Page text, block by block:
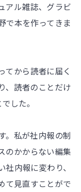
アル雑誌、グラビ
で本を作ってきま
てから読者に届く
、読者のことだけ
した。
。私が社内報の制
のかからない編集
内報に変わり、
て見直すことがで